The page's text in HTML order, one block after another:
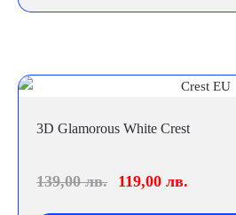
3D Glamorous White Crest
139,00лв. 119,00 лв.